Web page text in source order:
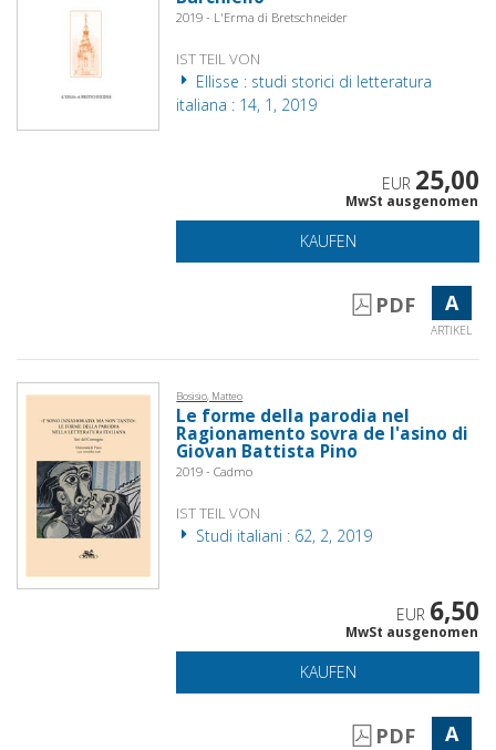
2019 - L'Erma di Bretschneider
IST TEIL VON
Ellisse : studi storici di letteratura
italiana : 14, 1, 2019
EUR 25,00
MwSt ausgenomen
KAUFEN
PDF A
ARTIKEL
Bosisio, Matteo
Le forme della parodia nel
Ragionamento sovra de l'asino di
Giovan Battista Pino
2019 - Cadmo
IST TEIL VON
Studi italiani : 62, 2, 2019
EUR 6,50
MwSt ausgenomen
KAUFEN
PDF A